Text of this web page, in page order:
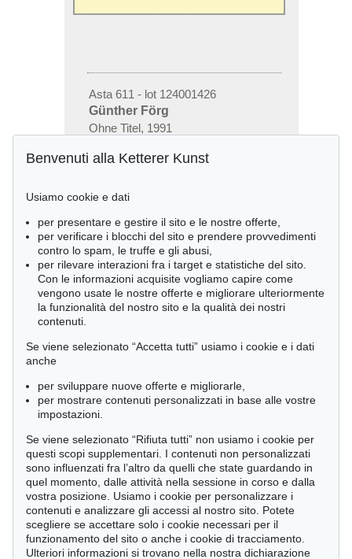
Asta 611 - lot 124001426
Günther Förg
Ohne Titel, 1991
Asta 611 - lot 125001196
Imi Knoebel
Portrait (Laura), 1995
Benvenuti alla Ketterer Kunst
Usiamo cookie e dati
per presentare e gestire il sito e le nostre offerte,
per verificare i blocchi del sito e prendere provvedimenti
contro lo spam, le truffe e gli abusi,
per rilevare interazioni fra i target e statistiche del sito.
Con le informazioni acquisite vogliamo capire come
vengono usate le nostre offerte e migliorare ulteriormente
la funzionalità del nostro sito e la qualità dei nostri
contenuti.
Se viene selezionato “Accetta tutti” usiamo i cookie e i dati
anche
per sviluppare nuove offerte e migliorarle,
per mostrare contenuti personalizzati in base alle vostre
impostazioni.
Se viene selezionato “Rifiuta tutti” non usiamo i cookie per
questi scopi supplementari. I contenuti non personalizzati
sono influenzati fra l’altro da quelli che state guardando in
quel momento, dalle attività nella sessione in corso e dalla
vostra posizione. Usiamo i cookie per personalizzare i
contenuti e analizzare gli accessi al nostro sito. Potete
scegliere se accettare solo i cookie necessari per il
funzionamento del sito o anche i cookie di tracciamento.
Ulteriori informazioni si trovano nella nostra dichiarazione